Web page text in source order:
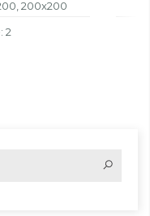
200x200
2